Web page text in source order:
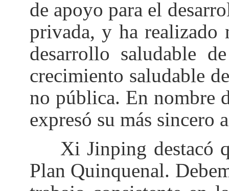
de apoyo para el
privada, y ha realizado
desarrollo saludable
crecimiento saludable
no pública. En nombre
expresó su más sincero
Xi Jinping destacó
Plan Quinquenal.